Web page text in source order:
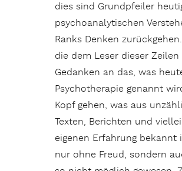
dies sind Grundpfeiler
psychoanalytischen
Ranks Denken
die dem Leser dieser Zeilen
Gedanken an das, was
Psychotherapie genannt
Kopf gehen, was aus
Texten, Berichten und
eigenen Erfahrung bekannt
nur ohne Freud, sondern